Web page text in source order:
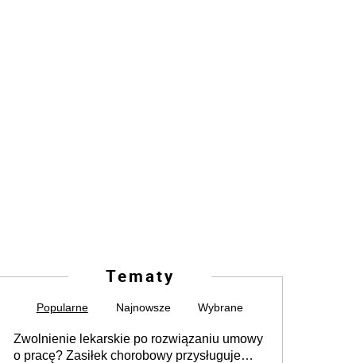
Tematy
Popularne Najnowsze Wybrane
Zwolnienie lekarskie po rozwiązaniu umowy
o pracę? Zasiłek chorobowy przysługuje